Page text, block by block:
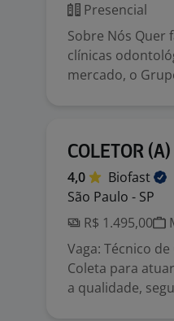
Presencial
Sobre Nós Quer
clínicas
mercado, o
COLETOR
4,0
Biofast
São Paulo - SP
R$ 1.495,00
Vaga: Técnico
Coleta para
a qualidade,